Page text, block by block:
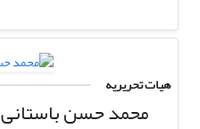
هیات تحریریه
محمد حسن باستانی